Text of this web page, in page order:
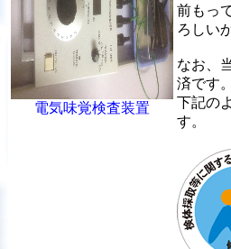
電気味覚検査装置
前もっ
ろしい
なお、
済です
下記の
す。